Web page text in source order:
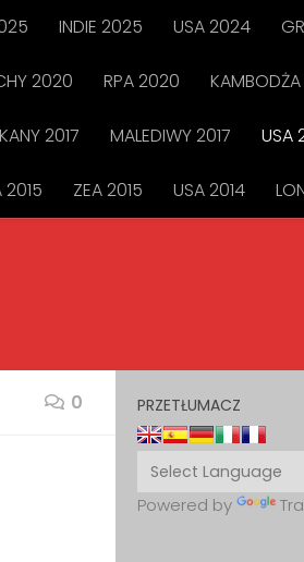
INDIE 2025 USA 2024
2020 RPA 2020
2017 MALEDIWY 2017 USA
2015 ZEA 2015 USA 2014
0 PRZETŁUMACZ
Powered by